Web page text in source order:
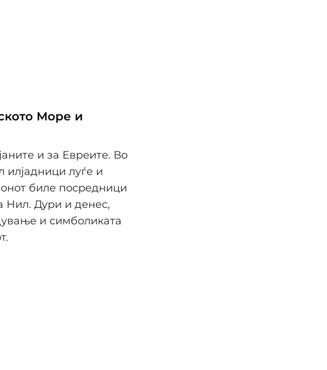
Море и
и за Евреите. Во
илјадници луѓе и
биле посредници
Нил. Дури и денес,
и симболиката